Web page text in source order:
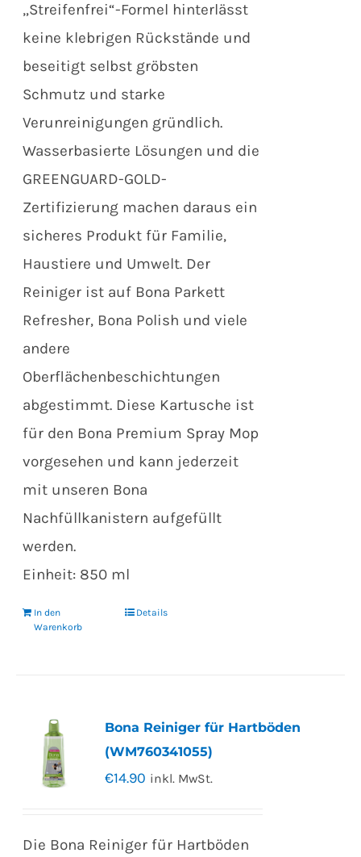
„Streifenfrei“-Formel hinterlässt
keine klebrigen Rückstände und
beseitigt selbst gröbsten
Schmutz und starke
Verunreinigungen gründlich.
Wasserbasierte Lösungen und die
GREENGUARD-GOLD-
Zertifizierung machen daraus ein
sicheres Produkt für Familie,
Haustiere und Umwelt. Der
Reiniger ist auf Bona Parkett
Refresher, Bona Polish und viele
andere
Oberflächenbeschichtungen
abgestimmt. Diese Kartusche ist
für den Bona Premium Spray Mop
vorgesehen und kann jederzeit
mit unseren Bona
Nachfüllkanistern aufgefüllt
werden.
Einheit: 850 ml
In den
Warenkorb
Details
Bona Reiniger für Hartböden
(WM760341055)
€14.90 inkl. MwSt.
Die Bona Reiniger für Hartböden